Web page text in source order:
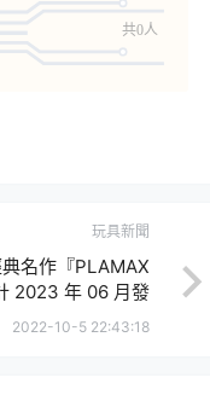
共0人
玩具新聞
名作『PLAMAX
2023 年 06 月發
售！
2022-10-5 22:43:18